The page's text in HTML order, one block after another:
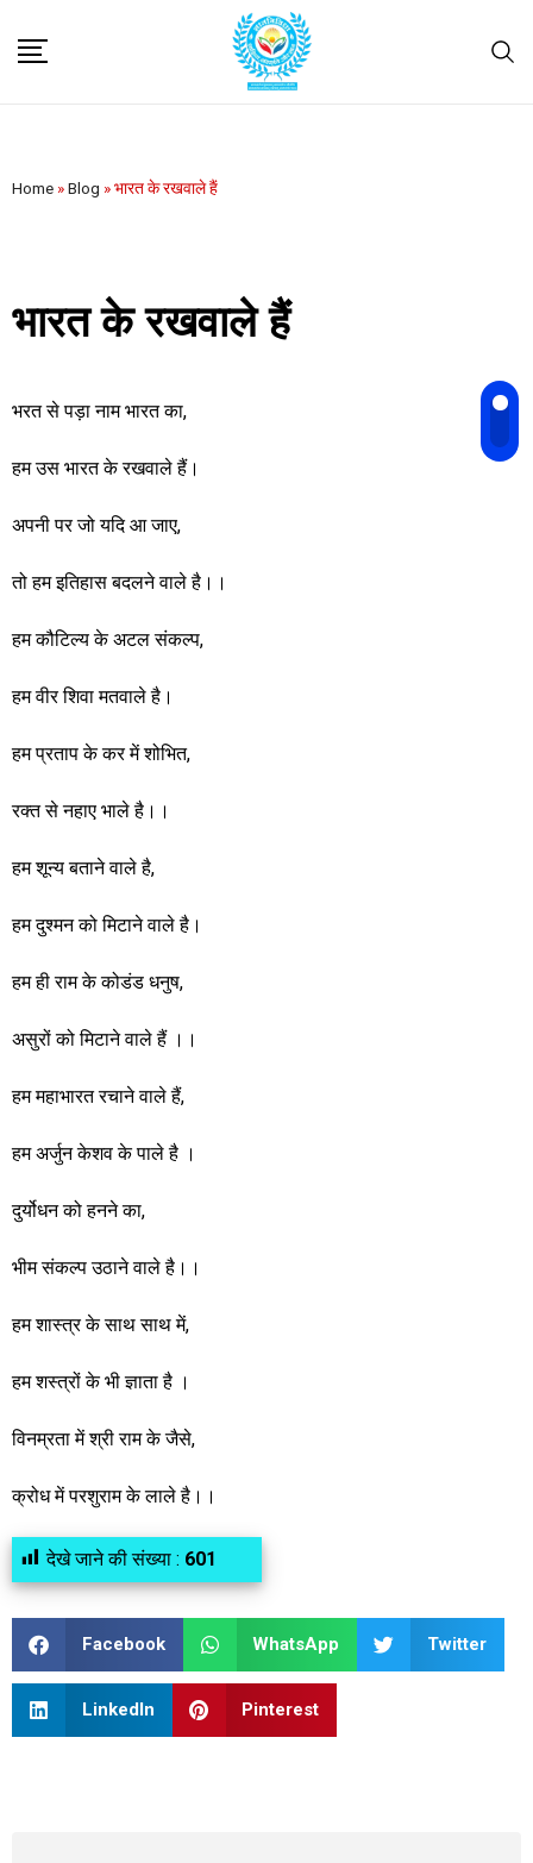
Home »Blog »भारत के रखवाले हैं
भारत के रखवाले हैं
भरत से पड़ा नाम भारत का,
हम उस भारत के रखवाले हैं।
अपनी पर जो यदि आ जाए,
तो हम इतिहास बदलने वाले है।।
हमकौटिल्य के अटल संकल्प,
हम वीर शिवा मतवाले है।
हम प्रताप के कर में शोभित,
रक्त से नहाए भाले है।।
हम शून्य बताने वाले है,
हम दुश्मन को मिटाने वाले है।
हम ही राम के कोडंड धनुष,
असुरों को मिटाने वाले हैं ।।
हम महाभारत रचाने वाले हैं,
हम अर्जुन केशव के पाले है ।
दुर्योधन को हनने का,
भीम संकल्प उठाने वाले है।।
हम शास्त्र के साथ साथ में,
हम शस्त्रों के भी ज्ञाता है ।
विनम्रता में श्री राम के जैसे,
क्रोध में परशुराम के लाले है।।
देखे जाने की संख्या : 601
Facebook WhatsApp Twitter
LinkedIn Pinterest